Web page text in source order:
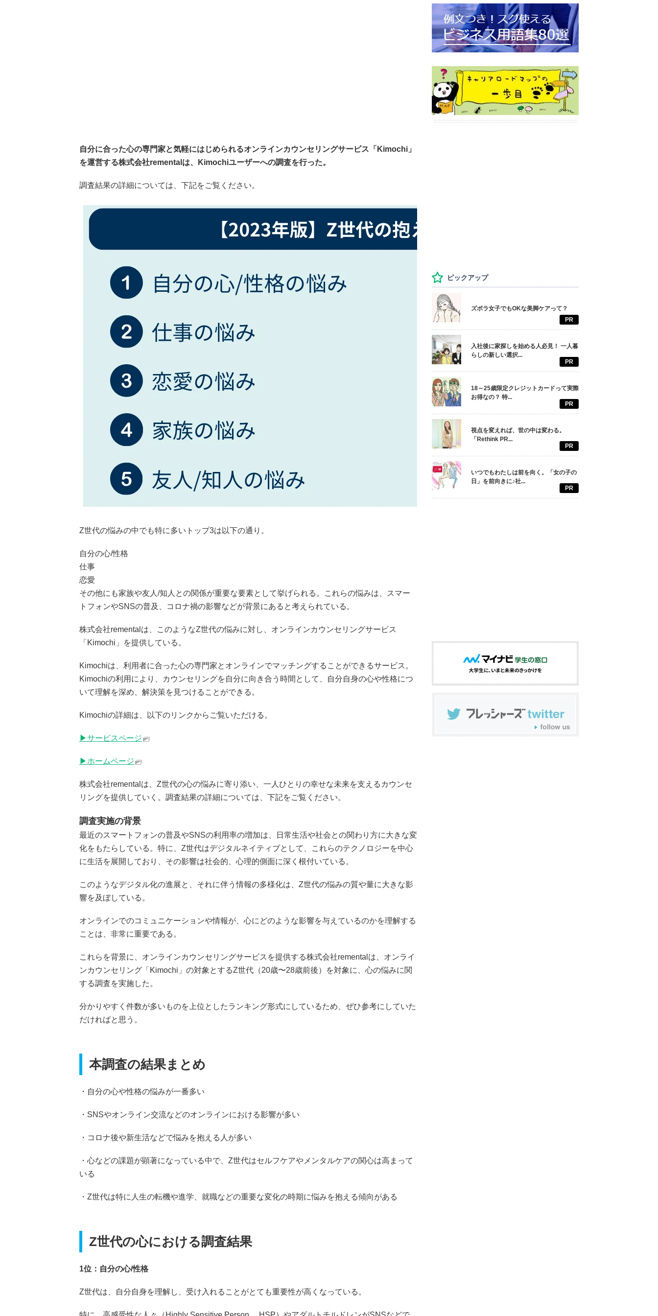
自分に合った心の専門家と気軽にはじめられるオンラインカウンセリングサービス「Kimochi」
を運営する株式会社rementalは、Kimochiユーザーへの調査を行った。
調査結果の詳細については、下記をご覧ください。
Z世代の悩みの中でも特に多いトップ3は以下の通り。
自分の心/性格
仕事
恋愛
その他にも家族や友人/知人との関係が重要な要素として挙げられる。これらの悩みは、スマー
トフォンやSNSの普及、コロナ禍の影響などが背景にあると考えられている。
株式会社rementalは、このようなZ世代の悩みに対し、オンラインカウンセリングサービス
「Kimochi」を提供している。
Kimochiは、利用者に合った心の専門家とオンラインでマッチングすることができるサービス。
Kimochiの利用により、カウンセリングを自分に向き合う時間として、自分自身の心や性格につ
いて理解を深め、解決策を見つけることができる。
Kimochiの詳細は、以下のリンクからご覧いただける。
▶サービスページ
▶ホームページ
株式会社rementalは、Z世代の心の悩みに寄り添い、一人ひとりの幸せな未来を支えるカウンセ
リングを提供していく。調査結果の詳細については、下記をご覧ください。
調査実施の背景
最近のスマートフォンの普及やSNSの利用率の増加は、日常生活や社会との関わり方に大きな変
化をもたらしている。特に、Z世代はデジタルネイティブとして、これらのテクノロジーを中心
に生活を展開しており、その影響は社会的、心理的側面に深く根付いている。
このようなデジタル化の進展と、それに伴う情報の多様化は、Z世代の悩みの質や量に大きな影
響を及ぼしている。
オンラインでのコミュニケーションや情報が、心にどのような影響を与えているのかを理解する
ことは、非常に重要である。
これらを背景に、オンラインカウンセリングサービスを提供する株式会社rementalは、オンライ
ンカウンセリング「Kimochi」の対象とするZ世代（20歳〜28歳前後）を対象に、心の悩みに関
する調査を実施した。
分かりやすく件数が多いものを上位としたランキング形式にしているため、ぜひ参考にしていた
だければと思う。
本調査の結果まとめ
・自分の心や性格の悩みが一番多い
・SNSやオンライン交流などのオンラインにおける影響が多い
・コロナ後や新生活などで悩みを抱える人が多い
・心などの課題が顕著になっている中で、Z世代はセルフケアやメンタルケアの関心は高まって
いる
・Z世代は特に人生の転機や進学、就職などの重要な変化の時期に悩みを抱える傾向がある
Z世代の心における調査結果
1位：自分の心/性格
Z世代は、自分自身を理解し、受け入れることがとても重要性が高くなっている。
ピックアップ
ズボラ女子でもOKな美脚ケアって？
PR
入社後に家探しを始める人必見！ 一人暮
らしの新しい選択...
PR
18～25歳限定クレジットカードって実際
お得なの？ 特...
PR
視点を変えれば、世の中は変わる。
「Rethink PR...
PR
いつでもわたしは前を向く。「女の子の
日」を前向きに♪社...
PR